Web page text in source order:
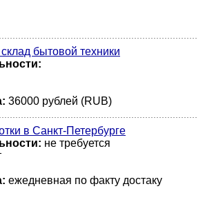
бытовой техники
36000 рублей (RUB)
в Санкт-Петербурге
не требуется
ежедневная по факту достаку